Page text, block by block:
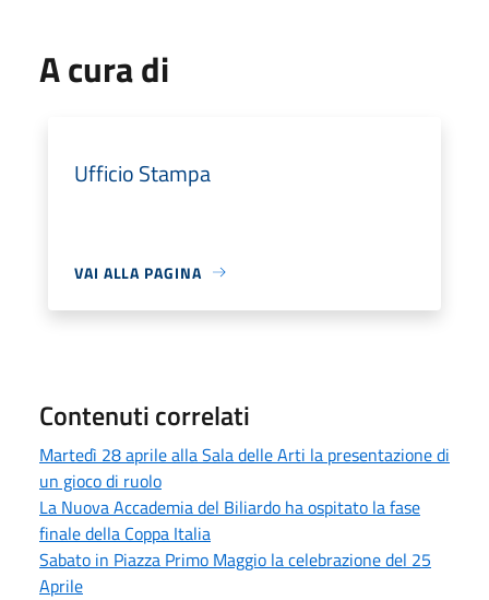
A cura di
Ufficio Stampa
VAI ALLA PAGINA
Contenuti correlati
Martedì 28 aprile alla Sala delle Arti la presentazione di
un gioco di ruolo
La Nuova Accademia del Biliardo ha ospitato la fase
finale della Coppa Italia
Sabato in Piazza Primo Maggio la celebrazione del 25
Aprile